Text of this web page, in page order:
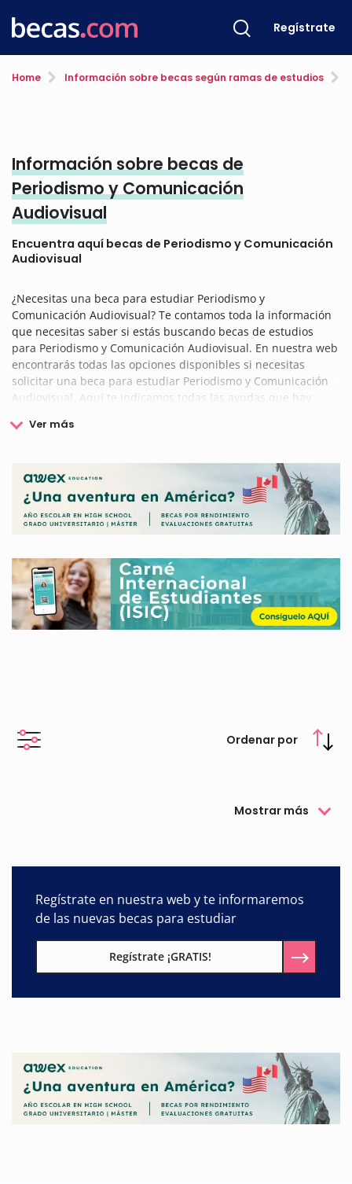
Regístrate
Home Información sobre becas según ramas de estudios
Información sobre becas de
Periodismo y Comunicación
Audiovisual
Encuentra aquí becas de Periodismo y Comunicación
Audiovisual
¿Necesitas una beca para estudiar Periodismo y
Comunicación Audiovisual? Te contamos toda la información
que necesitas saber si estás buscando becas de estudios
para Periodismo y Comunicación Audiovisual. En nuestra web
encontrarás todas las opciones disponibles si necesitas
solicitar una beca para estudiar Periodismo y Comunicación
Audiovisual. Aquí te indicamos todas las ayudas que hay
metas formativas.
Ordenar por
Mostrar más
Regístrate en nuestra web y te informaremos
de las nuevas becas para estudiar
Regístrate ¡GRATIS!